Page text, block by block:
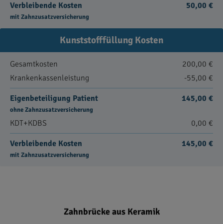
Verbleibende Kosten
mit Zahnzusatzversicherung
50,00 €
Kunststofffüllung Kosten
Gesamtkosten
200,00 €
Krankenkassenleistung
-55,00 €
Eigenbeteiligung Patient
ohne Zahnzusatzversicherung
145,00 €
KDT+KDBS 0,00 €
Verbleibende Kosten
mit Zahnzusatzversicherung
145,00 €
Zahnbrücke aus Keramik